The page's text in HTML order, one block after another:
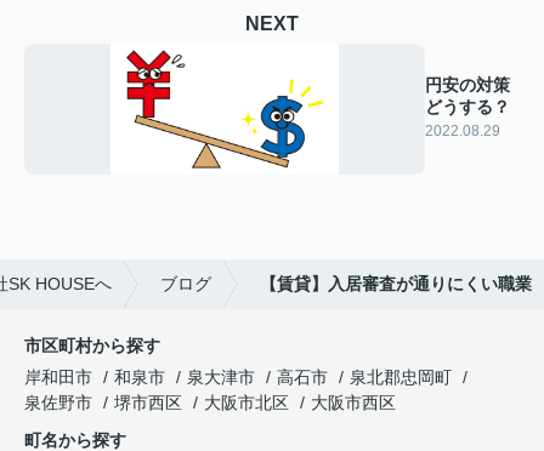
NEXT
円安の対策
どうする？
2022.08.29
SK HOUSEへ ブログ 【賃貸】入居審査が通りにくい職業
市区町村から探す
岸和田市
和泉市 泉大津市 高石市
泉北郡忠岡町
泉佐野市
堺市西区 大阪市北区
大阪市西区
町名から探す